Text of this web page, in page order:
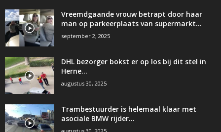
Vreemdgaande vrouw betrapt door haar
man op parkeerplaats van supermarkt…
september 2, 2025
DHL bezorger bokst er op los bij dit stel in
Herne…
augustus 30, 2025
Trambestuurder is helemaal klaar met
asociale BMW rijder…